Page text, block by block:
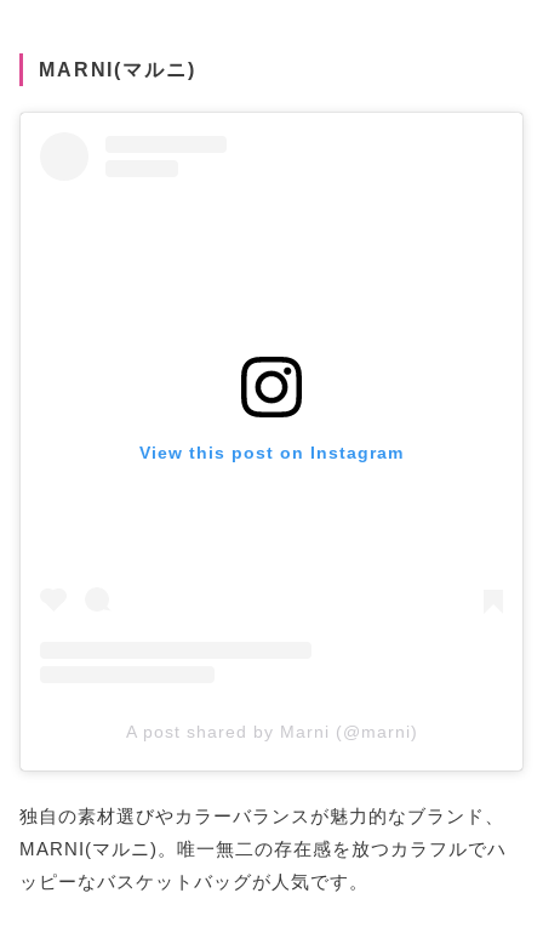
MARNI(マルニ)
View this post on Instagram
A post shared by Marni (@marni)
独自の素材選びやカラーバランスが魅力的なブランド、
MARNI(マルニ)。唯一無二の存在感を放つカラフルでハ
ッピーなバスケットバッグが人気です。